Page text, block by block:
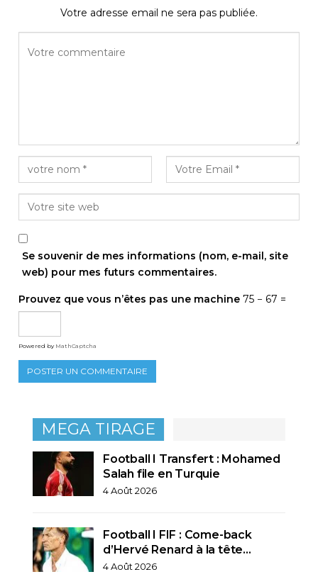
Votre adresse email ne sera pas publiée.
Se souvenir de mes informations (nom, e-mail, site
web) pour mes futurs commentaires.
Prouvez que vous n’êtes pas une machine 75 − 67 =
Powered by MathCaptcha
MEGA TIRAGE
Football I Transfert : Mohamed
Salah file en Turquie
4 Août 2026
Football I FIF : Come-back
d’Hervé Renard à la tête…
4 Août 2026